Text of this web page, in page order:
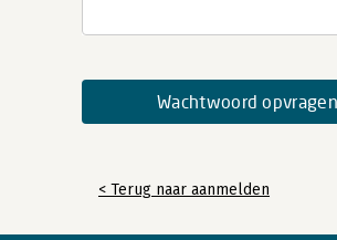
< Terug naar aanmelden